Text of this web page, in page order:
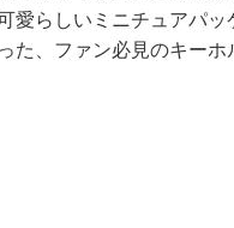
愛らしいミニチュアパ
た、ファン必見のキーホ